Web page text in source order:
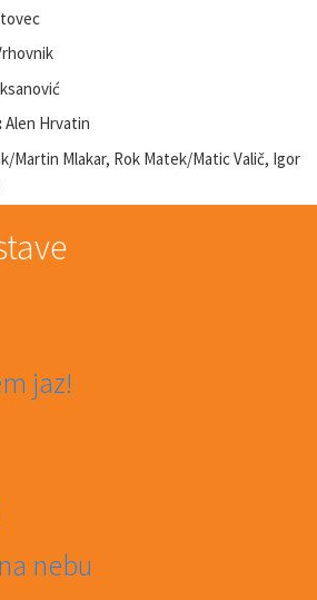
Alen Hrvatin
Martin Mlakar, Rok Matek/Matic Valič, Igor
jaz!
nebu